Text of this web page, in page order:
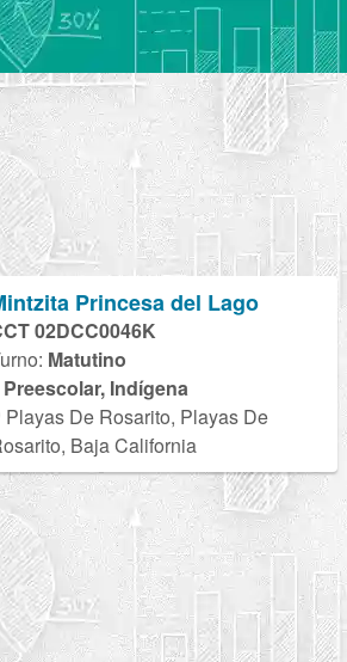
Princesa del Lago
02DCC0046K
Matutino
Preescolar, Indígena
Playas De Rosarito, Playas De
Baja California